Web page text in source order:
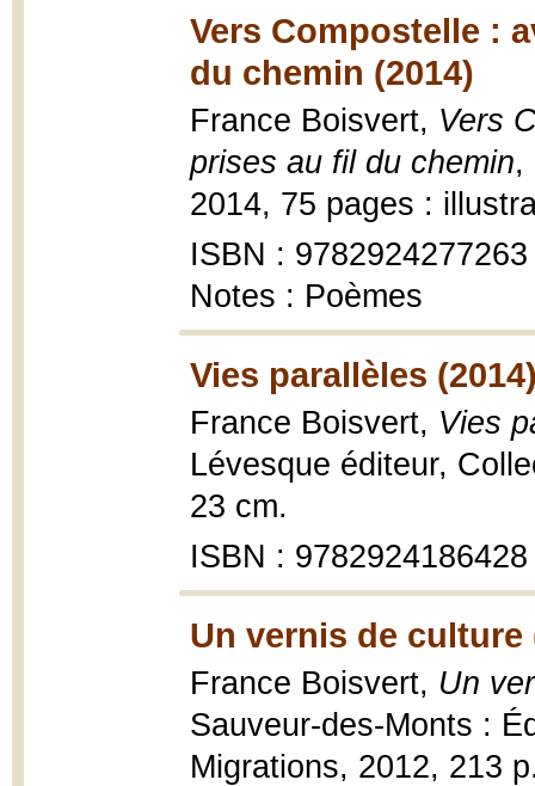
Vers Compostelle :
du chemin (2014)
France Boisvert, Vers
prises au fil du chemin,
2014, 75 pages :
ISBN : 9782924277263
Notes : Poèmes
Vies parallèles
France Boisvert, Vies
Lévesque éditeur,
23 cm.
ISBN : 9782924186428
Un vernis de culture
France Boisvert, Un
Sauveur-des-Monts :
Migrations, 2012, 213